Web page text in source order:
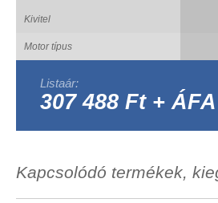
Kivitel
Motor típus
Listaár:
307 488 Ft + ÁFA
Kapcsolódó termékek,